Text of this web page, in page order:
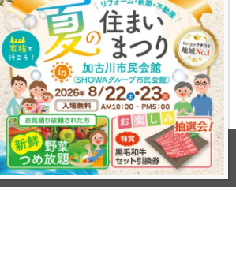
プライバシーポリシー
夢リフォーム ウオハシ – 創業128年の老舗. All rights
reserved.